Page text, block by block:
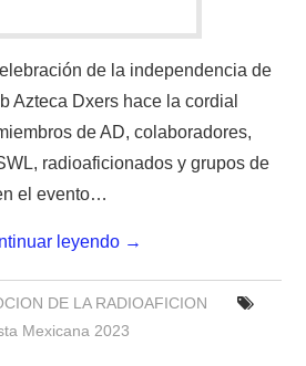
de la independencia de
Azteca Dxers hace la cordial
de AD, colaboradores,
radioaficionados y grupos de
el evento…
leyendo →
DE LA RADIOAFICION
Mexicana 2023